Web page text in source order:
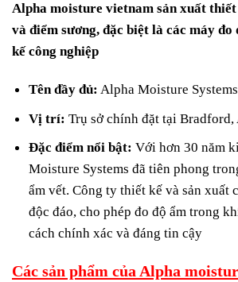
Alpha moisture vietnam sản xuất
và điểm sương, đặc biệt là các máy đo
kế công nghiệp
Tên đầy đủ: Alpha Moisture Systems
Vị trí: Trụ sở chính đặt tại Bradford,
Đặc điểm nổi bật: Với hơn 30 năm
Moisture Systems đã tiên phong
ẩm vết. Công ty thiết kế và sản xuất
độc đáo, cho phép đo độ ẩm trong
cách chính xác và đáng tin cậy
Các sản phẩm của Alpha